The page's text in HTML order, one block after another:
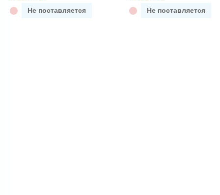
Не поставляется Не поставляется